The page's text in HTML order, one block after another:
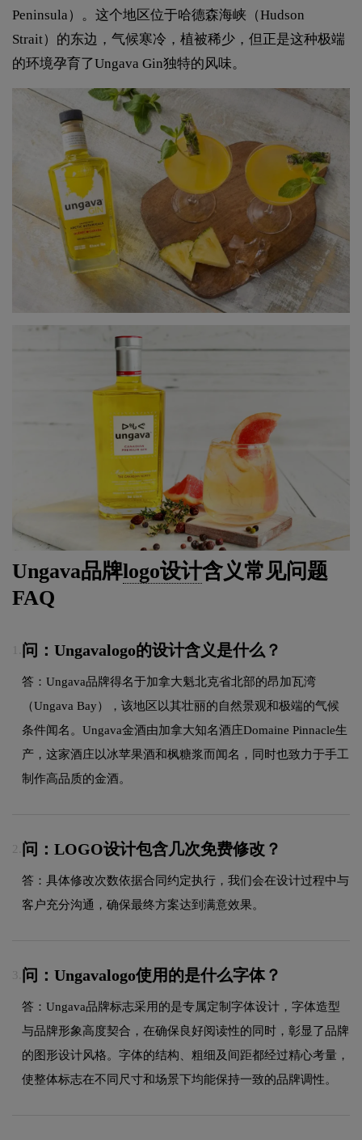
Peninsula）。这个地区位于哈德森海峡（Hudson
Strait）的东边，气候寒冷，植被稀少，但正是这种极端
的环境孕育了Ungava Gin独特的风味。
Ungava品牌logo设计含义常见问题
FAQ
问：Ungavalogo的设计含义是什么？
答：Ungava品牌得名于加拿大魁北克省北部的昂加瓦湾
（Ungava Bay），该地区以其壮丽的自然景观和极端的气候
条件闻名。Ungava金酒由加拿大知名酒庄Domaine Pinnacle生
产，这家酒庄以冰苹果酒和枫糖浆而闻名，同时也致力于手工
制作高品质的金酒。
2. 问：LOGO设计包含几次免费修改？
答：具体修改次数依据合同约定执行，我们会在设计过程中与
客户充分沟通，确保最终方案达到满意效果。
3. 问：Ungavalogo使用的是什么字体？
答：Ungava品牌标志采用的是专属定制字体设计，字体造型
与品牌形象高度契合，在确保良好阅读性的同时，彰显了品牌
的图形设计风格。字体的结构、粗细及间距都经过精心考量，
使整体标志在不同尺寸和场景下均能保持一致的品牌调性。